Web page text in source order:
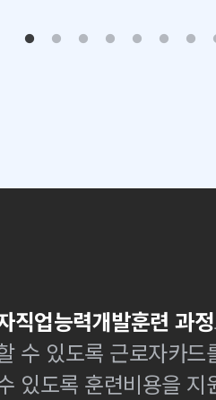
직업능력개발훈련 과정
수 있도록 근로자카
있도록 훈련비용을 지